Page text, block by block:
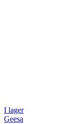
I lager
Geesa